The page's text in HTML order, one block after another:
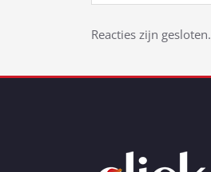
Bericht
navigatie
Reacties zijn gesloten.